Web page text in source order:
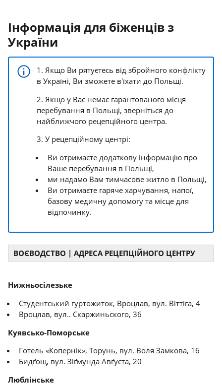
Інформація для біженців з
України
1. Якщо Ви рятуєтесь від збройного конфлікту
в Україні, Ви зможете в'їхати до Польщі.
2. Якщо у Вас немає гарантованого місця
перебування в Польщі, зверніться до
найближчого рецепційного центра.
3. У рецепційному центрі:
Ви отримаєте додаткову інформацію про
Ваше перебування в Польщі,
ми надамо Вам тимчасове житло в Польщі,
Ви отримаєте гаряче харчування, напої,
базову медичну допомогу та місце для
відпочинку.
ВОЄВОДСТВО | АДРЕСА РЕЦЕПЦІЙНОГО ЦЕНТРУ
Нижньосілезьке
Студентський гуртожиток, Вроцлав, вул. Віттіга, 4
Вроцлав, вул.. Скаржиньского, 36
Куявсько-Поморське
Готель «Копернік», Торунь, вул. Воля Замкова, 16
Бидґощ, вул. Зіґмунда Авґуста, 20
Люблінське